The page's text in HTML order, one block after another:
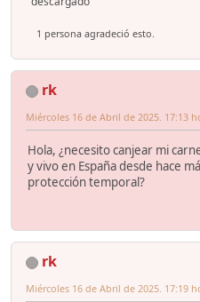
1 persona agradeció esto.
rk
Miércoles 16 de Abril de 2025. 17:13
Hola, ¿necesito canjear mi
y vivo en España desde hace
protección temporal?
rk
Miércoles 16 de Abril de 2025. 17:19